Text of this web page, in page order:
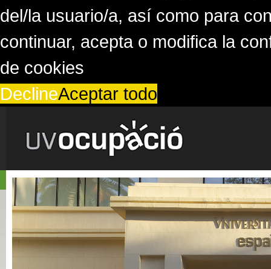
del/la usuario/a, así como para
continuar, acepta o modifica la
de cookies
DeclineAceptar todo